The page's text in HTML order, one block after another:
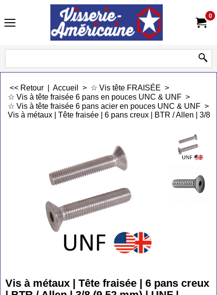
0
<< Retour Accueil > ☆ Vis tête FRAISÉE >
☆ Vis à tête fraisée 6 pans en pouces UNC & UNF >
☆ Vis à tête fraisée 6 pans acier en pouces UNC & UNF >
Vis à métaux | Tête fraisée | 6 pans creux | BTR / Allen | 3/8
Vis à métaux | Tête fraisée | 6 pans creux